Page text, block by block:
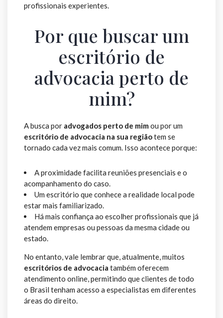
profissionais experientes.
Por que buscar um
escritório de
advocacia perto de
mim?
A busca por advogados perto de mim ou por um
escritório de advocacia na sua regiãotem se
tornado cada vez mais comum. Isso acontece porque:
A proximidade facilita reuniões presenciais e o
acompanhamento do caso.
Um escritório que conhece a realidade local pode
estar mais familiarizado.
Há mais confiança ao escolher profissionais que já
atendem empresas ou pessoas da mesma cidade ou
estado.
No entanto, vale lembrar que, atualmente, muitos
escritórios de advocacia também oferecem
atendimento online, permitindo que clientes de todo
o Brasil tenham acesso a especialistas em diferentes
áreas do direito.